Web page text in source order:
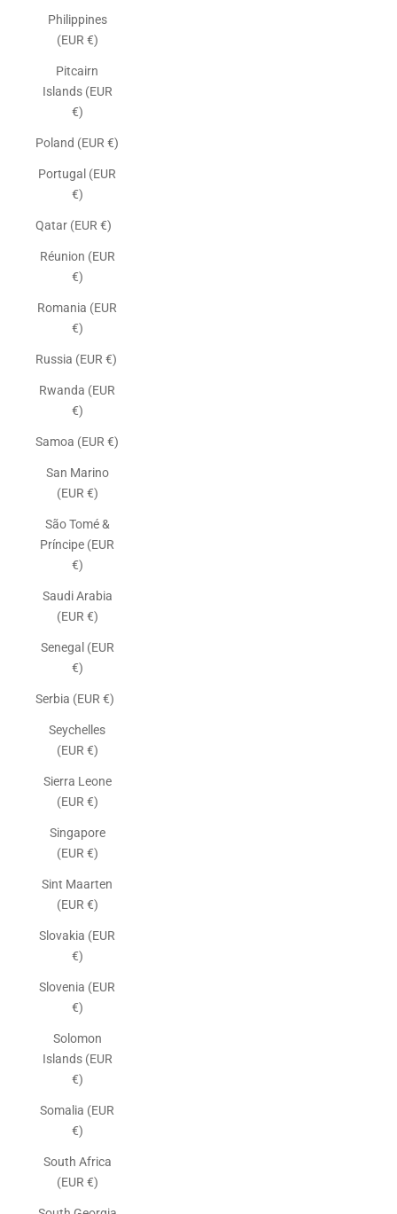
Philippines
(EUR €)
Pitcairn
Islands (EUR
€)
Poland (EUR €)
Portugal (EUR
€)
Qatar (EUR €)
Réunion (EUR
€)
Romania (EUR
€)
Russia (EUR €)
Rwanda (EUR
€)
Samoa (EUR €)
San Marino
(EUR €)
São Tomé &
Príncipe (EUR
€)
Saudi Arabia
(EUR €)
Senegal (EUR
€)
Serbia (EUR €)
Seychelles
(EUR €)
Sierra Leone
(EUR €)
Singapore
(EUR €)
Sint Maarten
(EUR €)
Slovakia (EUR
€)
Slovenia (EUR
€)
Solomon
Islands (EUR
€)
Somalia (EUR
€)
South Africa
(EUR €)